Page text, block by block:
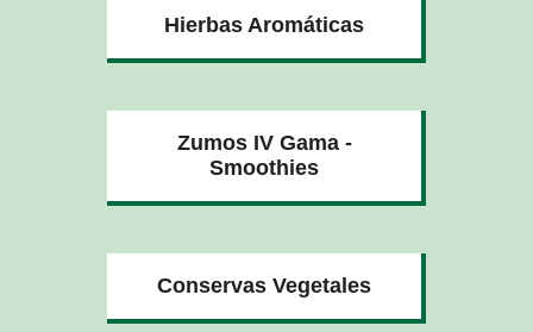
Hierbas Aromáticas
Zumos IV Gama -
Smoothies
Conservas Vegetales